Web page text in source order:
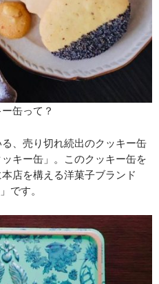
缶って？
、売り切れ続出のクッキー缶
キー缶」。このクッキー缶を
店を構える洋菓子ブランド
です。